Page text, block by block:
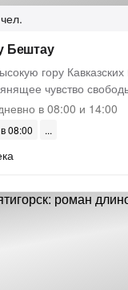
Бештау
гору
чувство
в 08:00 и 14:00
08:00